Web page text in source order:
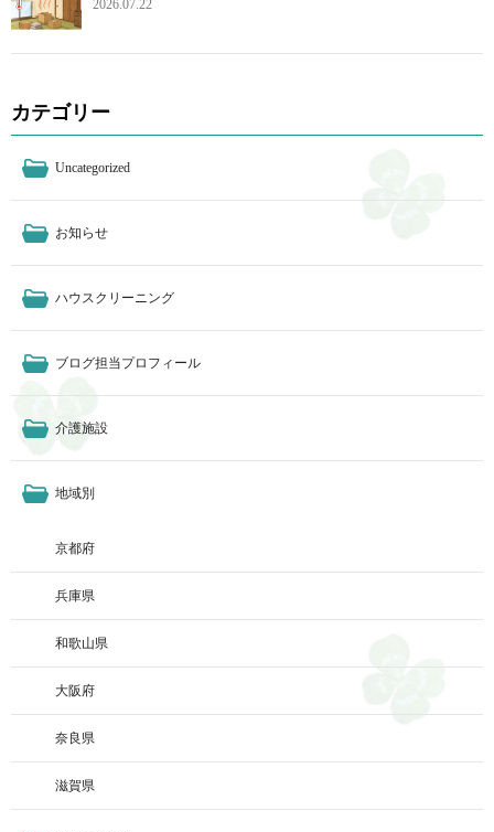
2026.07.22
カテゴリー
Uncategorized
お知らせ
ハウスクリーニング
ブログ担当プロフィール
介護施設
地域別
京都府
兵庫県
和歌山県
大阪府
奈良県
滋賀県